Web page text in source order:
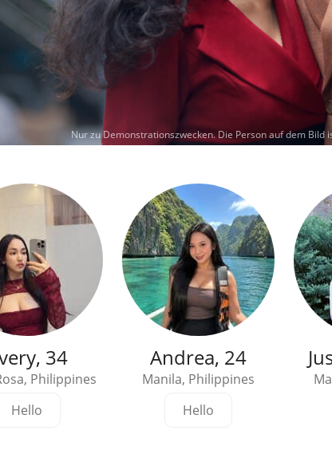
Nur zu Demonstrationszwecken.Die Person auf dem Bild
34
Philippines
Hello
Andrea, 24
Manila, Philippines
Hello